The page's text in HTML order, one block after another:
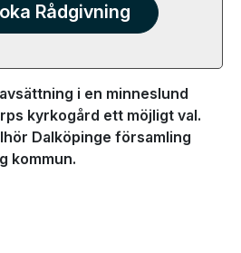
Rådgivning
i en minneslund
kyrkogård ett möjligt val.
Dalköpinge församling
kommun.